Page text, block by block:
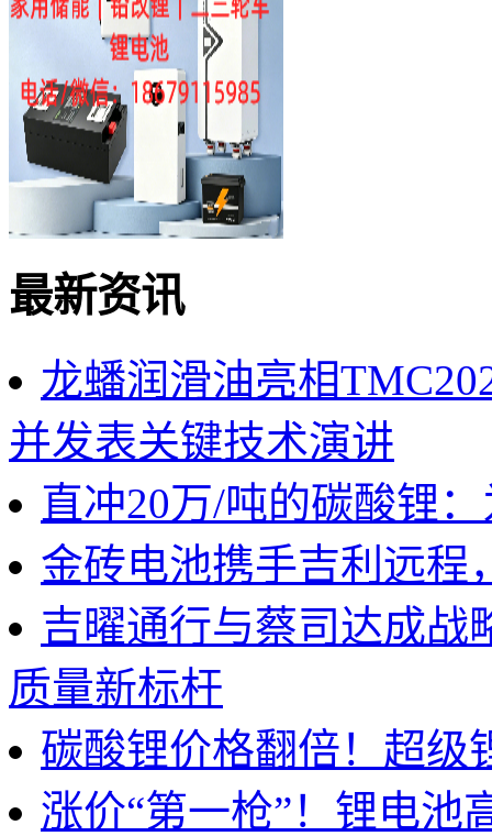
最新资讯
龙蟠润滑油亮相
并发表关键技术演讲
直冲20万/吨的碳酸锂
金砖电池携手吉利远程
吉曜通行与蔡司达成战
质量新标杆
碳酸锂价格翻倍！超级
涨价“第一枪”！锂电池